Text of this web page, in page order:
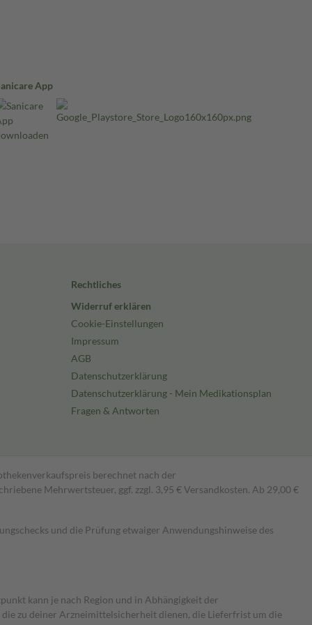
App
Rechtliches
Widerruf erklären
Cookie-Einstellungen
Impressum
AGB
Datenschutzerklärung
Datenschutzerklärung - Mein Medikationsplan
Fragen & Antworten
berechnet nach der
Mehrwertsteuer, ggf. zzgl. 3,95 € Versandkosten. Ab 29,00 €
und die Prüfung etwaiger Anwendungshinweise des
kann je nach Region und in Abhängigkeit der
zu deiner Arzneimittelsicherheit dienen, die Lieferfrist um die